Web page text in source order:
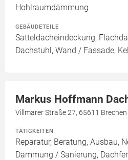
Hohlraumdämmung
GEBÄUDETEILE
Satteldacheindeckung,
Dachstuhl, Wand / Fassade,
Markus Hoffmann
Villmarer Straße 27, 65611
TÄTIGKEITEN
Reparatur, Beratung, Ausbau,
Dämmung / Sanierung,